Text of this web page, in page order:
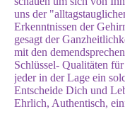
uns der
Erkenntnissen der
gesagt der
mit den
Schlüssel- Qualitäten
jeder in der Lage ein
Entscheide Dich und
Ehrlich, Authentisch,